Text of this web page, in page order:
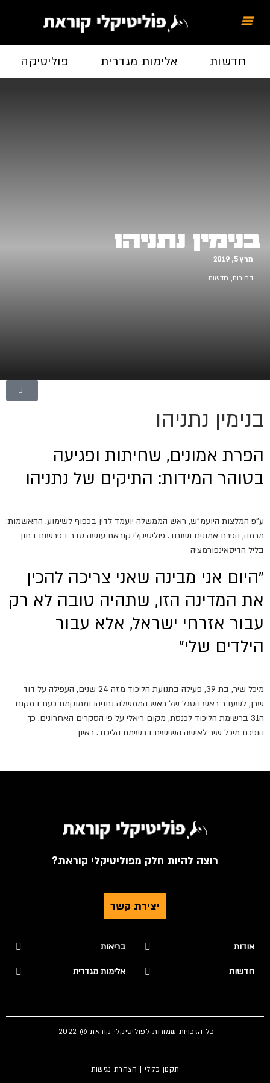
חדשות אלימות מגדרית פוליטיקה
בנימין נתניהו
מרץ 5, 2019
בחירות, חדשות
בנימין נתניהו
הפרת אמונים, שחיתות ופגיעה
בטוהר המידות: התיקים של נתניהו
ע"פ המלצות היועמ"ש, ראש הממשלה יועמד לדין בכפוף לשימוע. ההאשמות:
מרמה, הפרת אמונים ושוחד. פוליטיקלי קוראת עושה סדר בפרשות בתוך
בליל הדיסאינפורמציה
"היום אני מבינה שאני צריכה להכין
את המדינה הזו, שתהיה טובה לא רק
עבור אזרחי ישראל, אלא עבור
הילדים שלי"
מיכל שיר, בת 39, פעילה בתנועת הליכוד מזה 24 שנים, העפילה על דוד
שרן, לשעבר ראש הסגל של ראש הממשלה נתניהו וממוקמת כעת במקום
ה31 ברשימת הליכוד לכנסת, מקום ריאלי על פי הסקרים האחרונים. כך
הופכת מיכל שיר לאישה השישית ברשימת הליכוד. ראיון
רוצה להיות חלק מפוליטיקלי קוראת?
יצירת קשר
אודות
חדשות
בריאות
אלימות מגדרית
כל הזכויות שמורות לפוליטיקלי קוראת @ 2022
תקנון כללי | הצהרת נגישות